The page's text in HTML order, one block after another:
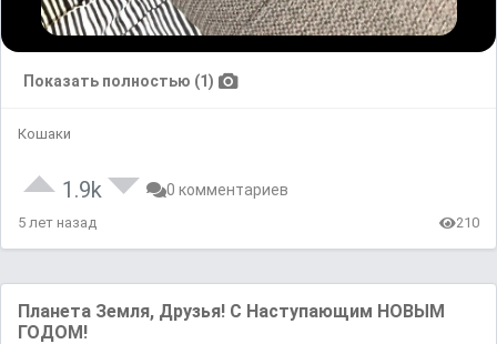
Показать полностью (1)
Кошаки
1.9k 0 комментариев
5 лет назад 210
Планета Земля, Друзья! С Наступающим НОВЫМ
ГОДОМ!